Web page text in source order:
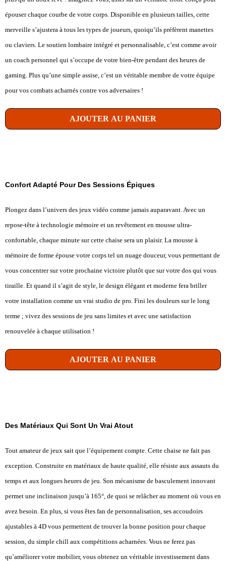
épouser chaque courbe de votre corps. Disponible en plusieurs tailles, cette
merveille s’ajustera à tous les types de joueurs, quoiqu’ils préfèrent manettes
ou claviers. Le soutien lombaire intégré et personnalisable, c’est comme avoir
un coach personnel qui s’occupe de votre bien-être pendant des heures de
gaming. Plus qu’une simple assise, c’est un véritable membre de votre équipe
pour vos combats acharnés contre vos adversaires !
AJOUTER AU PANIER
Confort Adapté Pour Des Sessions Épiques
Plongez dans l’univers des jeux vidéo comme jamais auparavant. Avec un
repose-tête à technologie mémoire et un revêtement en mousse ultra-
confortable, chaque minute sur cette chaise sera un plaisir. La mousse à
mémoire de forme épouse votre corps tel un nuage douceur, vous permettant de
vous concentrer sur votre prochaine victoire plutôt que sur votre dos qui vous
tiraille. Et quand il s’agit de style, le design élégant et moderne fera briller
votre installation comme un vrai studio de pro. Fini les douleurs sur le long
terme ; vivez des sessions de jeu sans limites et avec une satisfaction
renouvelée à chaque utilisation !
AJOUTER AU PANIER
Des Matériaux Qui Sont Un Vrai Atout
Tout amateur de jeux sait que l’équipement compte. Cette chaise ne fait pas
exception. Construite en matériaux de haute qualité, elle résiste aux assauts du
temps et aux longues heures de jeu. Son mécanisme de basculement innovant
permet une inclinaison jusqu’à 165°, de quoi se relâcher au moment où vous en
avez besoin. En plus, si vous êtes fan de personnalisation, ses accoudoirs
ajustables à 4D vous permettent de trouver la bonne position pour chaque
session, du simple chill aux compétitions acharnées. Vous ne ferez pas
qu’améliorer votre mobilier, vous obtenez un véritable investissement dans